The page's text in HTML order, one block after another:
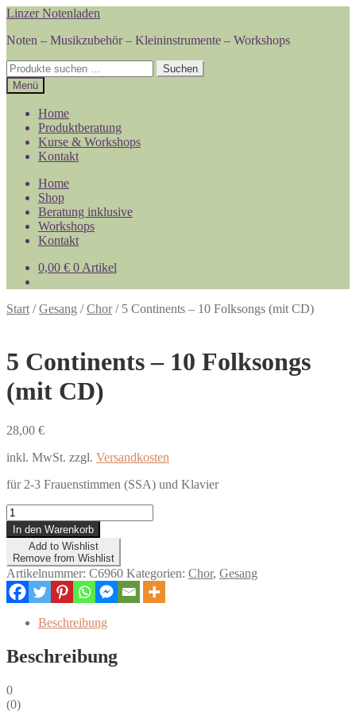
Zur
springen
Zum
springen
Linzer Notenladen
Noten – Musikzubehör – Kleininstrumente – Workshops
Suchen
nach:
Suchen
Menü
Home
Produktberatung
Kurse & Workshops
Kontakt
Home
Shop
Beratung inklusive
Workshops
Kontakt
0,00 € 0 Artikel
Start /Gesang /Chor/ 5 Continents – 10 Folksongs (mit CD)
5 Continents – 10 Folksongs
(mit CD)
28,00 €
inkl. MwSt. zzgl. Versandkosten
für 2-3 Frauenstimmen (SSA) und Klavier
5
Continents
-
10
Folksongs
(mit
CD)
In den Warenkorb
Add to Wishlist
Remove from Wishlist
Artikelnummer: C6960 Kategorien: Chor, Gesang
Beschreibung
Beschreibung
0
(0)